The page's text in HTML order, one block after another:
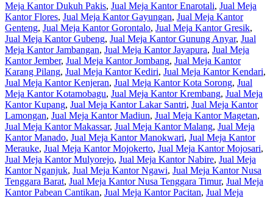
Meja Kantor Dukuh Pakis, Jual Meja Kantor Enarotali, Jual Meja
Kantor Flores, Jual Meja Kantor Gayungan, Jual Meja Kantor
Genteng, Jual Meja Kantor Gorontalo, Jual Meja Kantor Gresik,
Jual Meja Kantor Gubeng, Jual Meja Kantor Gunung Anyar, Jual
Meja Kantor Jambangan, Jual Meja Kantor Jayapura, Jual Meja
Kantor Jember, Jual Meja Kantor Jombang, Jual Meja Kantor
Karang Pilang, Jual Meja Kantor Kediri, Jual Meja Kantor Kendari,
Jual Meja Kantor Kenjeran, Jual Meja Kantor Kota Sorong, Jual
Meja Kantor Kotamobagu, Jual Meja Kantor Krembang, Jual Meja
Kantor Kupang, Jual Meja Kantor Lakar Santri, Jual Meja Kantor
Lamongan, Jual Meja Kantor Madiun, Jual Meja Kantor Magetan,
Jual Meja Kantor Makassar, Jual Meja Kantor Malang, Jual Meja
Kantor Manado, Jual Meja Kantor Manokwari, Jual Meja Kantor
Merauke, Jual Meja Kantor Mojokerto, Jual Meja Kantor Mojosari,
Jual Meja Kantor Mulyorejo, Jual Meja Kantor Nabire, Jual Meja
Kantor Nganjuk, Jual Meja Kantor Ngawi, Jual Meja Kantor Nusa
Tenggara Barat, Jual Meja Kantor Nusa Tenggara Timur, Jual Meja
Kantor Pabean Cantikan, Jual Meja Kantor Pacitan, Jual Meja